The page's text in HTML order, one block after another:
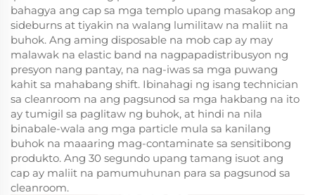
bahagya ang cap sa mga templo upang masakop ang
sideburns at tiyakin na walang lumilitaw na maliit na
buhok. Ang aming disposable na mob cap ay may
malawak na elastic band na nagpapadistribusyon ng
presyon nang pantay, na nag-iwas sa mga puwang
kahit sa mahabang shift. Ibinahagi ng isang technician
sa cleanroom na ang pagsunod sa mga hakbang na ito
ay tumigil sa paglitaw ng buhok, at hindi na nila
binabale-wala ang mga particle mula sa kanilang
buhok na maaaring mag-contaminate sa sensitibong
produkto. Ang 30 segundo upang tamang isuot ang
cap ay maliit na pamumuhunan para sa pagsunod sa
cleanroom.